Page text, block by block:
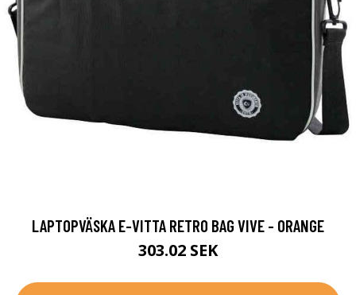
LAPTOPVÄSKA E-VITTA RETRO BAG VIVE - ORANGE
303.02 SEK